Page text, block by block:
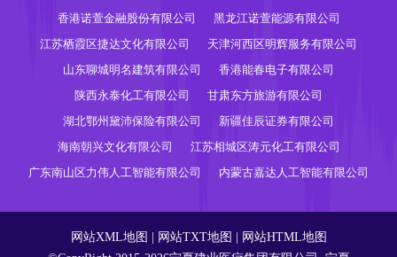
香港诺萱金融股份有限公司
黑龙江诺萱能源有限公司
江苏栖霞区捷达文化有限公司
天津河西区明辉服务有限公司
山东聊城明名建筑有限公司
香港能春电子有限公司
陕西永泰化工有限公司
甘肃东方旅游有限公司
湖北鄂州黛沛保险有限公司
新疆佳辰证券有限公司
海南朝兴文化有限公司
江苏相城区涛元化工有限公司
广东南山区力伟人工智能有限公司
内蒙古嘉达人工智能有限公司
网站XML地图 网站TXT地图
网站HTML地图